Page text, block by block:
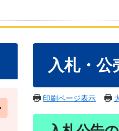
入札・公
印刷ページ表示